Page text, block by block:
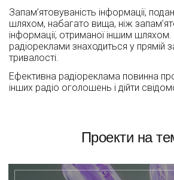
Запам’ятовуваність інформації,
шляхом, набагато вища, ніж
інформації, отриманої іншим
радіореклами знаходиться у прямій
тривалості.
Ефективна радіореклама повинна
інших радіо оголошень і дійти
Проекти на